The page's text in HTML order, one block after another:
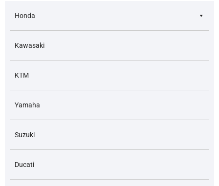
Honda
Kawasaki
KTM
Yamaha
Suzuki
Ducati